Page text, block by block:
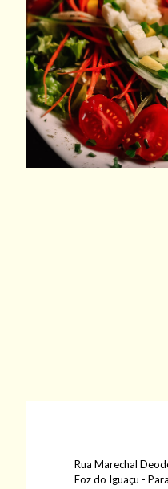
Rua Marechal
Foz do Iguaçu -